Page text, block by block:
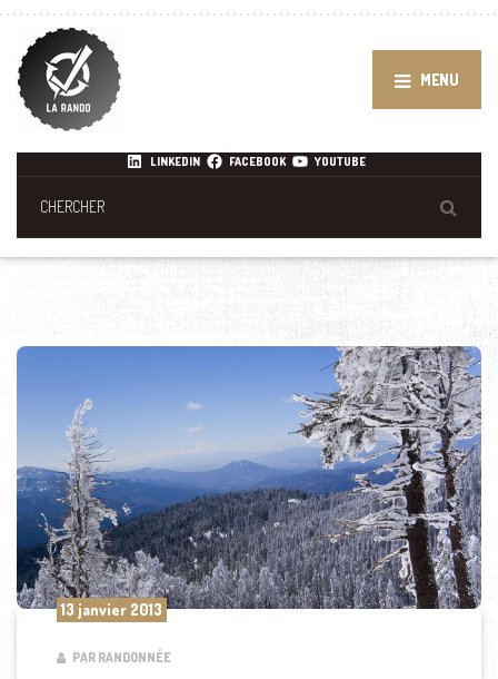
MENU
LINKEDIN FACEBOOK YOUTUBE
13 janvier 2013
PAR RANDONNÉE